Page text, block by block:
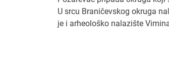
U srcu Braničevskog okruga
je i arheološko nalazište